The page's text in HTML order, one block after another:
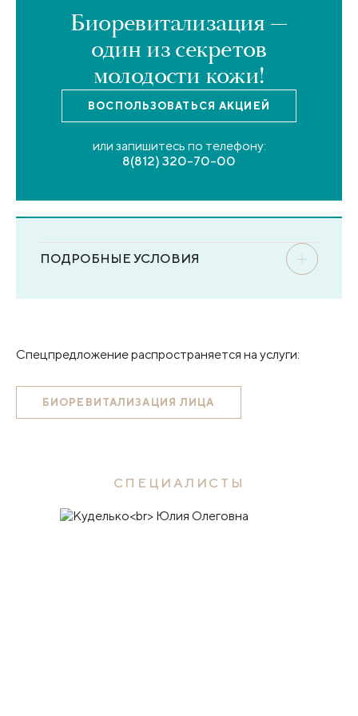
Биоревитализация —
один из секретов
молодости кожи!
ВОСПОЛЬЗОВАТЬСЯ АКЦИЕЙ
или запишитесь по телефону:
8(812) 320-70-00
ПОДРОБНЫЕ УСЛОВИЯ
Спецпредложение распространяется на услуги:
БИОРЕВИТАЛИЗАЦИЯ ЛИЦА
СПЕЦИАЛИСТЫ